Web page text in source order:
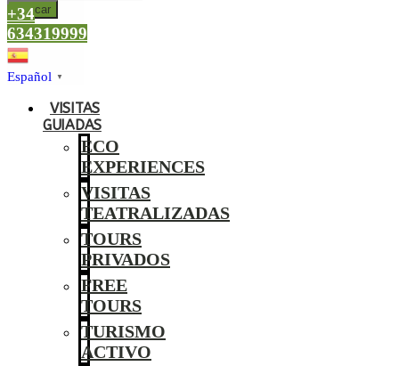
Buscar
+34
634319999
Español ▼
VISITAS
GUIADAS
ECO
EXPERIENCES
VISITAS
TEATRALIZADAS
TOURS
PRIVADOS
FREE
TOURS
TURISMO
ACTIVO